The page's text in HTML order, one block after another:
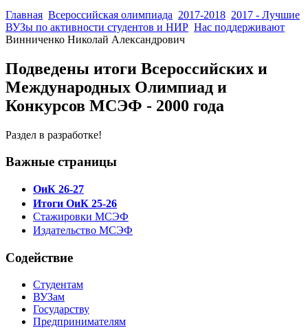
Главная Всероссийская олимпиада 2017-2018 2017 - Лучшие
ВУЗы по активности студентов и НИР Нас поддерживают
Винниченко Николай Александрович
Подведены итоги Всероссийских и
Международных Олимпиад и
Конкурсов МСЭФ - 2000 года
Раздел в разработке!
Важные страницы
ОиК 26-27
Итоги ОиК 25-26
Стажировки МСЭФ
Издательство МСЭФ
Содействие
Студентам
ВУЗам
Государству
Предпринимателям